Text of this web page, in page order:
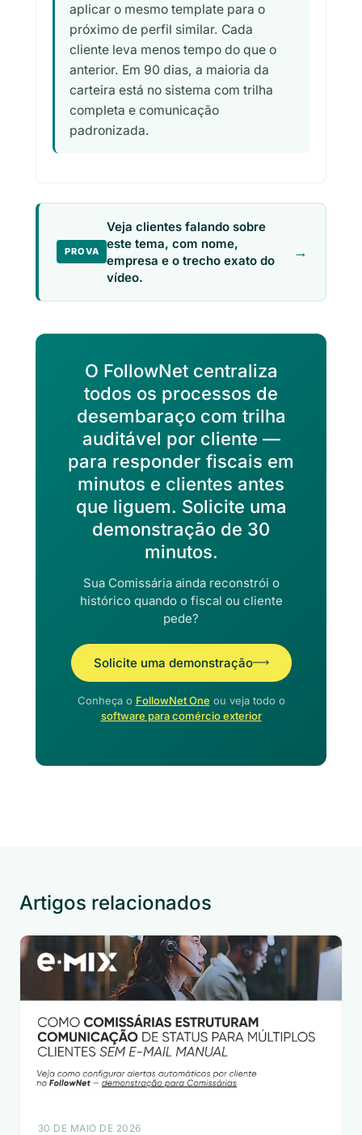
aplicar o mesmo template para o
próximo de perfil similar. Cada
cliente leva menos tempo do que o
anterior. Em 90 dias, a maioria da
carteira está no sistema com trilha
completa e comunicação
padronizada.
PROVA
Veja clientes falando sobre
este tema, com nome,
empresa e o trecho exato do
vídeo.
→
O FollowNet centraliza
todos os processos de
desembaraço com trilha
auditável por cliente —
para responder fiscais em
minutos e clientes antes
que liguem. Solicite uma
demonstração de 30
minutos.
Sua Comissária ainda reconstrói o
histórico quando o fiscal ou cliente
pede?
Solicite uma demonstração
Conheça o FollowNet One ou veja todo o
software para comércio exterior
Artigos relacionados
30 DE MAIO DE 2026